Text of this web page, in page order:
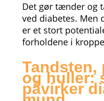
Det gør tænder og
ved diabetes. Men
er et stort
forholdene i
Tandsten,
og huller:
påvirker